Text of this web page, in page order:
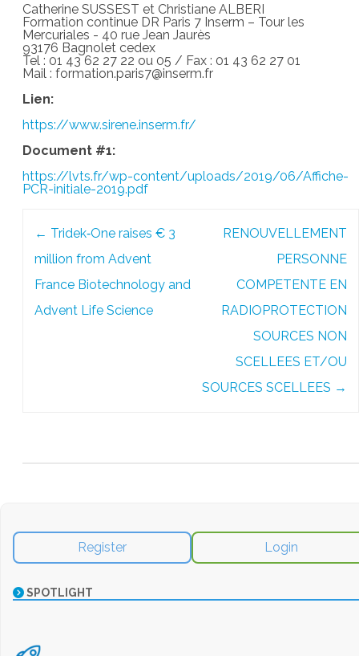
Catherine SUSSEST et Christiane ALBERI
Formation continue DR Paris 7 Inserm – Tour les
Mercuriales - 40 rue Jean Jaurès
93176 Bagnolet cedex
Tel : 01 43 62 27 22 ou 05 / Fax : 01 43 62 27 01
Mail : formation.paris7@inserm.fr
Lien:
https://www.sirene.inserm.fr/
Document #1:
https://lvts.fr/wp-content/uploads/2019/06/Affiche-
PCR-initiale-2019.pdf
← Tridek‐One raises € 3
million from Advent
France Biotechnology and
Advent Life Science
RENOUVELLEMENT
PERSONNE
COMPETENTE EN
RADIOPROTECTION
SOURCES NON
SCELLEES ET/OU
SOURCES SCELLEES →
Register Login
SPOTLIGHT